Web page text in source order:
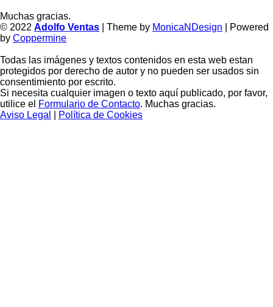
Muchas gracias.
© 2022 Adolfo Ventas | Theme by MonicaNDesign | Powered
by Coppermine
Todas las imágenes y textos contenidos en esta web estan
protegidos por derecho de autor y no pueden ser usados sin
consentimiento por escrito.
Si necesita cualquier imagen o texto aquí publicado, por favor,
utilice el Formulario de Contacto. Muchas gracias.
Aviso Legal
Política de Cookies